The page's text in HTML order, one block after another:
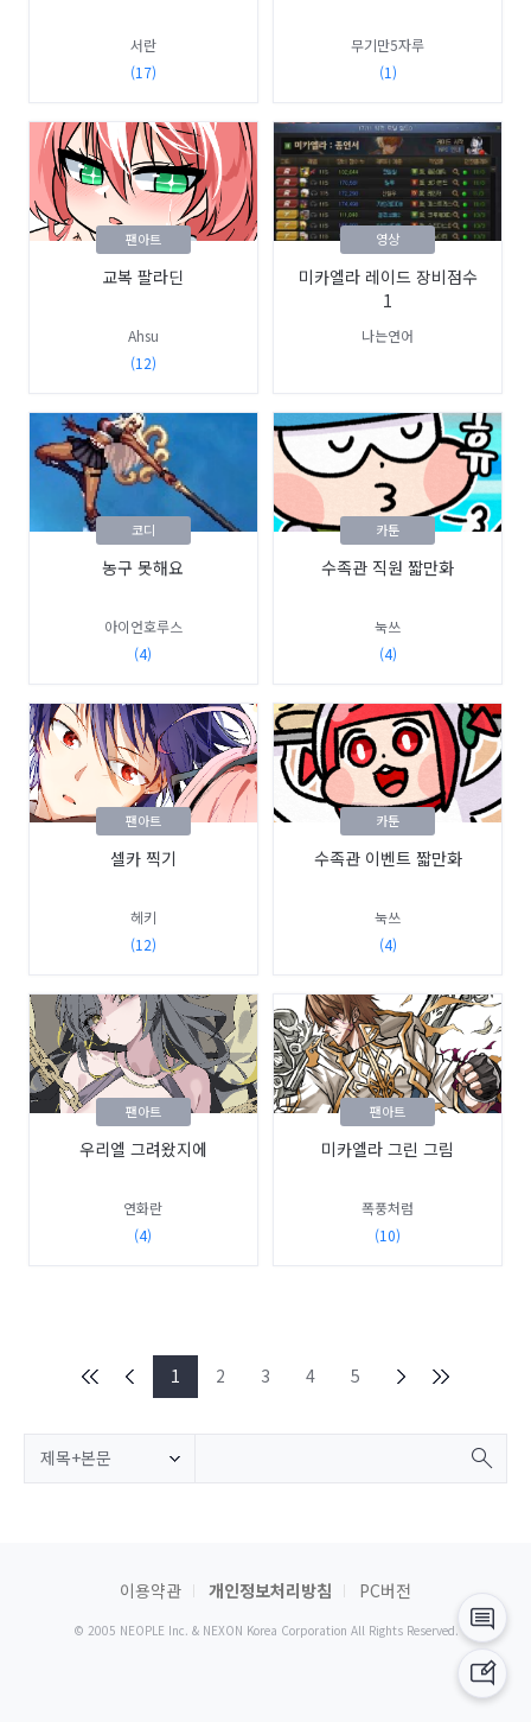
서란
(17)
무기만5자루
(1)
교복 팔라딘
Ahsu
(12)
팬아트
미카엘라 레이드 장비점수
1
나는연어
영상
농구 못해요
아이언호루스
(4)
코디
수족관 직원 짧만화
눅쓰
(4)
카툰
셀카 찍기
헤키
(12)
팬아트
수족관 이벤트 짧만화
눅쓰
(4)
카툰
우리엘 그려왔지에
연화란
(4)
팬아트
미카엘라 그린 그림
폭풍처럼
(10)
팬아트
1 2 3 4 5
제목+본문
이용약관 개인정보처리방침 PC버전
© 2005 NEOPLE Inc. & NEXON Korea Corporation All Rights Reserved.